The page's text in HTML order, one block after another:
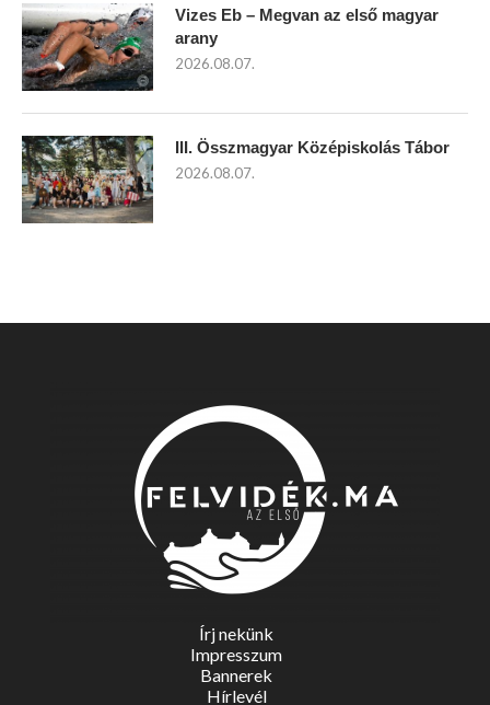
Vizes Eb – Megvan az első magyar
arany
2026.08.07.
III. Összmagyar Középiskolás Tábor
2026.08.07.
Írj nekünk
Impresszum
Bannerek
Hírlevél